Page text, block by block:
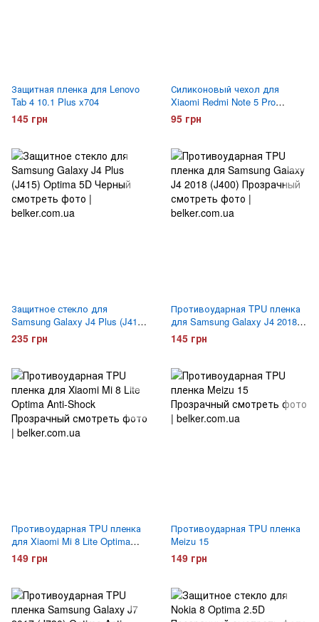
Защитная пленка для Lenovo
Tab 4 10.1 Plus x704
145 грн
Силиконовый чехол для
Xiaomi Redmi Note 5 Pro
прозрачный
95 грн
Защитное стекло для
Samsung Galaxy J4 Plus (J415)
Optima 5D Черное
235 грн
Противоударная TPU пленка
для Samsung Galaxy J4 2018
(J400)
145 грн
Противоударная TPU пленка
для Xiaomi Mi 8 Lite Optima
Anti-Shock
149 грн
Противоударная TPU пленка
Meizu 15
149 грн